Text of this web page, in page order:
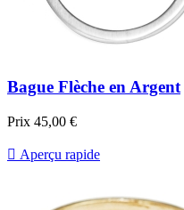
Bague Flèche en Argent
Prix 45,00 €
 Aperçu rapide